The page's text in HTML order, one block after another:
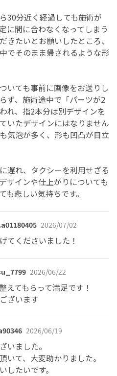
30分近く経過しても施術が
に間に合わなくなってしまう
きたいとお願いしたところ、
でそのまま帰されるような形
いても事前に画像をお送りし
ず、施術途中で「パーツが2
れ、指2本分は別デザインを
いたデザインにはなりません
気泡が多く、形も凹凸が目立
遅れ、タクシーを利用せざる
ザインや仕上がりについても
も悲しい気持ちです。
2026/07/02
てくださいました！
2026/06/22
えてもらって満足です！
ざいます
2026/06/19
いました。
いて、大変助かりました。
したいです。